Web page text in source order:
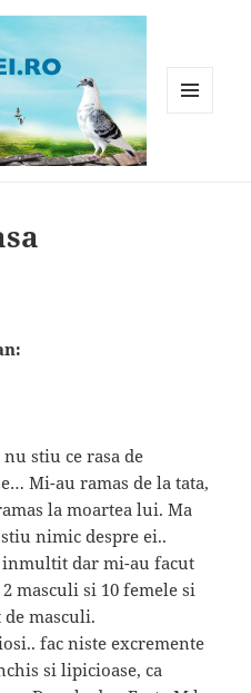
stiu ce rasa de
Mi-au ramas de la tata,
la moartea lui. Ma
nimic despre ei..
inmultit dar mi-au facut
masculi si 10 femele si
masculi.
fac niste excremente
si lipicioase, ca